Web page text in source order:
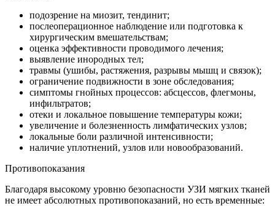
подозрение на миозит, тендинит;
послеоперационное наблюдение или подготовка к
хирургическим вмешательствам;
оценка эффективности проводимого лечения;
выявление инородных тел;
травмы (ушибы, растяжения, разрывы мышц и связок);
ограничение подвижности в зоне обследования;
симптомы гнойных процессов: абсцессов, флегмоны,
инфильтратов;
отеки и локальное повышение температуры кожи;
увеличение и болезненность лимфатических узлов;
локальные боли различной интенсивности;
наличие уплотнений, узлов или новообразований.
Противопоказания
Благодаря высокому уровню безопасности УЗИ мягких тканей
не имеет абсолютных противопоказаний, но есть временные: